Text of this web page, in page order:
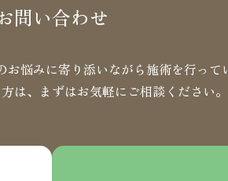
問い合わせ
お悩みに寄り添いながら施術を行って
は、 まずはお気軽にご相談ください。